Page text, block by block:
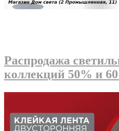
Распродажа
коллекций 50% и